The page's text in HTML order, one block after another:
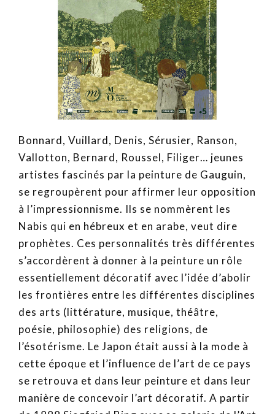
Bonnard, Vuillard, Denis, Sérusier, Ranson,
Vallotton, Bernard, Roussel, Filiger… jeunes
artistes fascinés par la peinture de Gauguin,
se regroupèrent pour affirmer leur opposition
à l’impressionnisme. Ils se nommèrent les
Nabis qui en hébreux et en arabe, veut dire
prophètes. Ces personnalités très différentes
s’accordèrent à donner à la peinture un rôle
essentiellement décoratif avec l’idée d’abolir
les frontières entre les différentes disciplines
des arts (littérature, musique, théâtre,
poésie, philosophie) des religions, de
l’ésotérisme. Le Japon était aussi à la mode à
cette époque et l’influence de l’art de ce pays
se retrouva et dans leur peinture et dans leur
manière de concevoir l’art décoratif. A partir